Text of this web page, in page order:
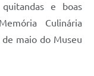
e boas
Culinária
maio do Museu